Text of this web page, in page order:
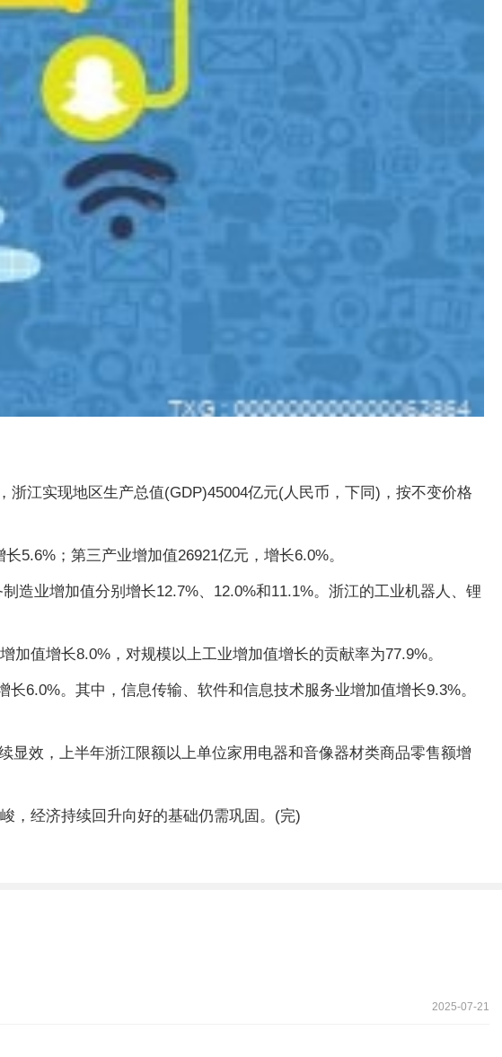
江实现地区生产总值(GDP)45004亿元(人民币，下同)，按不变价格
5.6%；第三产业增加值26921亿元，增长6.0%。
造业增加值分别增长12.7%、12.0%和11.1%。浙江的工业机器人、锂
值增长8.0%，对规模以上工业增加值增长的贡献率为77.9%。
6.0%。其中，信息传输、软件和信息技术服务业增加值增长9.3%。
显效，上半年浙江限额以上单位家用电器和音像器材类商品零售额增
，经济持续回升向好的基础仍需巩固。(完)
2025-07-21